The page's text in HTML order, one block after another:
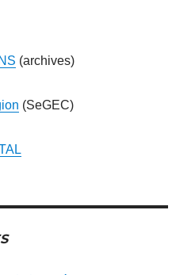
(archives)
(SeGEC)